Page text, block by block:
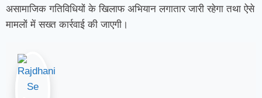
असामाजिक गतिविधियों के खिलाफ अभियान लगातार जारी रहेगा तथा ऐसे
मामलों में सख्त कार्रवाई की जाएगी।